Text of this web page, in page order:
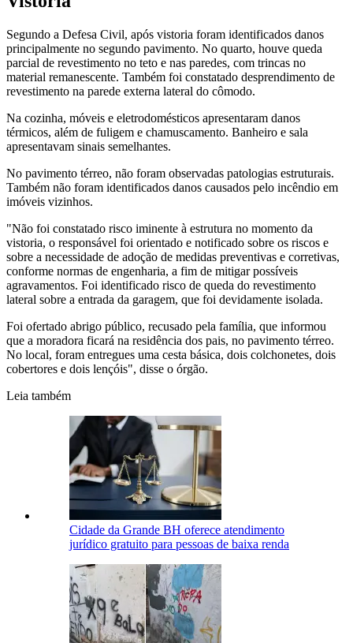
Segundo a Defesa Civil, após vistoria foram identificados danos
principalmente no segundo pavimento. No quarto, houve queda
parcial de revestimento no teto e nas paredes, com trincas no
material remanescente. Também foi constatado desprendimento de
revestimento na parede externa lateral do cômodo.
Na cozinha, móveis e eletrodomésticos apresentaram danos
térmicos, além de fuligem e chamuscamento. Banheiro e sala
apresentavam sinais semelhantes.
No pavimento térreo, não foram observadas patologias estruturais.
Também não foram identificados danos causados pelo incêndio em
imóveis vizinhos.
"Não foi constatado risco iminente à estrutura no momento da
vistoria, o responsável foi orientado e notificado sobre os riscos e
sobre a necessidade de adoção de medidas preventivas e corretivas,
conforme normas de engenharia, a fim de mitigar possíveis
agravamentos. Foi identificado risco de queda do revestimento
lateral sobre a entrada da garagem, que foi devidamente isolada.
Foi ofertado abrigo público, recusado pela família, que informou
que a moradora ficará na residência dos pais, no pavimento térreo.
No local, foram entregues uma cesta básica, dois colchonetes, dois
cobertores e dois lençóis", disse o órgão.
Leia também
Cidade da Grande BH oferece atendimento
jurídico gratuito para pessoas de baixa renda